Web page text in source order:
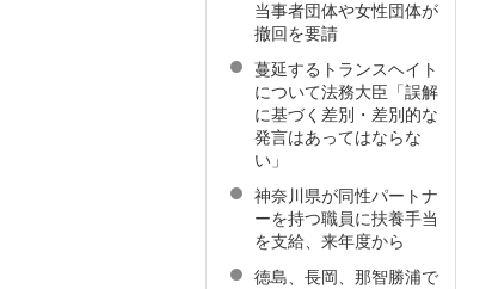
当事者団体や女性団体が
撤回を要請
蔓延するトランスヘイト
について法務大臣「誤解
に基づく差別・差別的な
発言はあってはならな
い」
神奈川県が同性パートナ
ーを持つ職員に扶養手当
を支給、来年度から
徳島、長岡、那智勝浦で